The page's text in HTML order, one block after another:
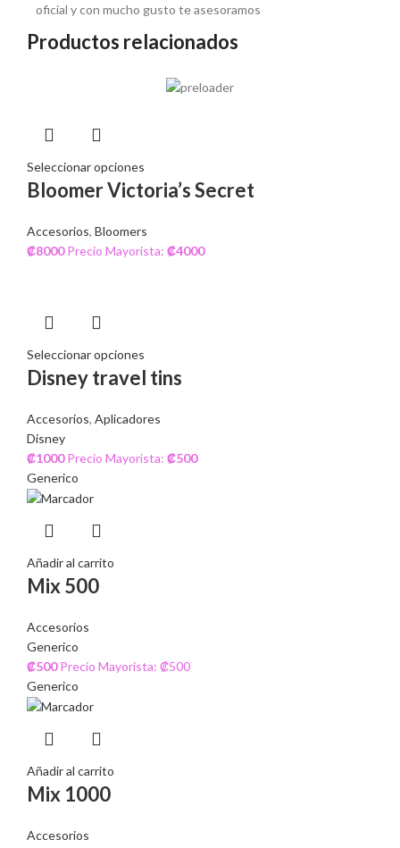
oficial y con mucho gusto te asesoramos
Productos relacionados
Seleccionar opciones
Bloomer Victoria’s Secret
Accesorios, Bloomers
₡8000 Precio Mayorista: ₡4000
Seleccionar opciones
Disney travel tins
Accesorios, Aplicadores
Disney
₡1000 Precio Mayorista: ₡500
Generico
Añadir al carrito
Mix 500
Accesorios
Generico
₡500 Precio Mayorista: ₡500
Generico
Añadir al carrito
Mix 1000
Accesorios